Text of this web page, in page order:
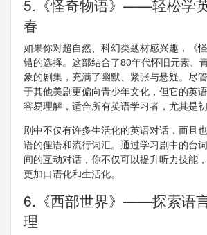
5.《怪奇物语》——轻松学
春
如果你对超自然、科幻类题材感兴趣，《
错的选择。这部结合了80年代怀旧元素、
象的剧集，充满了幽默、紧张与悬疑。尽
于其他美剧更偏向青少年文化，但它的英
容易理解，适合所有英语学习者，尤其是初
剧中不仅有许多生活化的英语对话，而且
语的俚语和流行词汇。通过学习剧中的台
间的互动对话，你不仅可以提升听力技能
更加口语化和生活化。
6.《西部世界》——探索语
理